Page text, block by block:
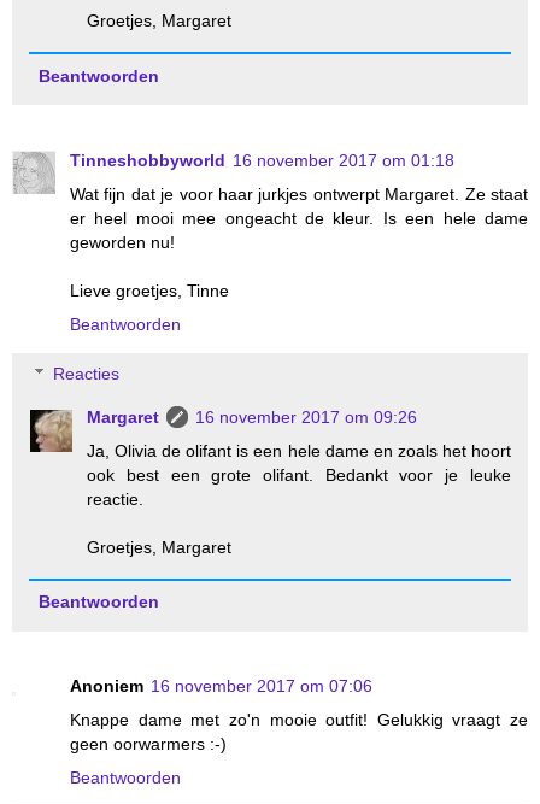
Groetjes, Margaret
Beantwoorden
Tinneshobbyworld 16 november 2017 om 01:18
Wat fijn dat je voor haar jurkjes ontwerpt Margaret. Ze staat
er heel mooi mee ongeacht de kleur. Is een hele dame
geworden nu!
Lieve groetjes, Tinne
Beantwoorden
Reacties
Margaret
16 november 2017 om 09:26
Ja, Olivia de olifant is een hele dame en zoals het hoort
ook best een grote olifant. Bedankt voor je leuke
reactie.
Groetjes, Margaret
Beantwoorden
Anoniem 16 november 2017 om 07:06
Knappe dame met zo'n mooie outfit! Gelukkig vraagt ze
geen oorwarmers :-)
Beantwoorden